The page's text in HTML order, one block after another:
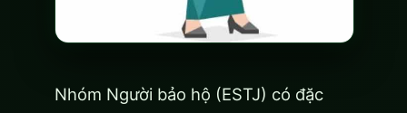
Nhóm Người bảo hộ (ESTJ) có đặc